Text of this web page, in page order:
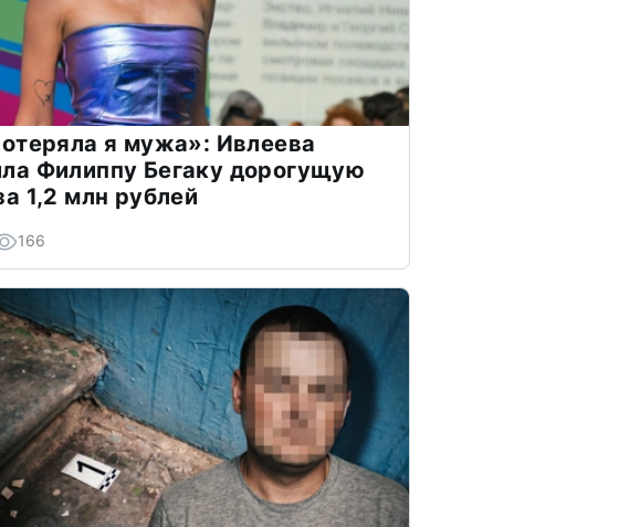
я мужа»: Ивлеева
Филиппу Бегаку дорогущую
1,2 млн рублей
166